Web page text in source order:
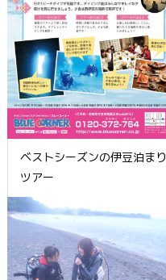
ベストシーズンの伊豆泊まり
ツアー